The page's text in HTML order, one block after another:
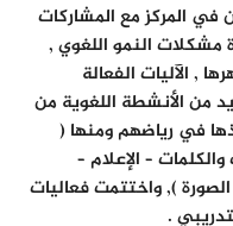
في المركز مع المشاركات
النمو اللغوي ,
, الآليات الفعالة
من الأنشطة اللغوية من
في رياضهم ومنها (
– الإعلام –
), واختتمت فعاليات
.